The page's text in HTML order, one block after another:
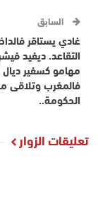
السابق
غادي يستاقر
التقاعد. ديفيد
مهامو كسفير ديال
فالمغرب وتلاقى
الحكومة..
تعليقات الزوار